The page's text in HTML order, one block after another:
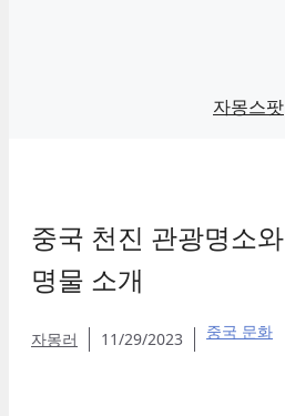
자몽스팟
중국 천진 관광명소와
명물 소개
자몽러 11/29/2023 중국 문화